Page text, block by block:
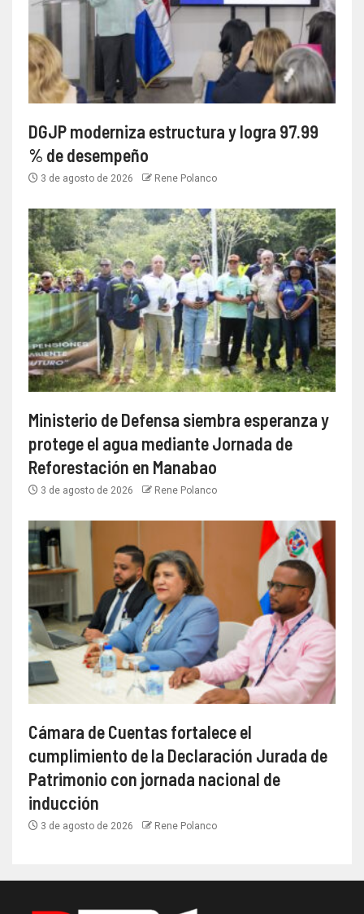
DGJP moderniza estructura y logra 97.99
% de desempeño
3 de agosto de 2026 Rene Polanco
Ministerio de Defensa siembra esperanza y
protege el agua mediante Jornada de
Reforestación en Manabao
3 de agosto de 2026 Rene Polanco
Cámara de Cuentas fortalece el
cumplimiento de la Declaración Jurada de
Patrimonio con jornada nacional de
inducción
3 de agosto de 2026 Rene Polanco